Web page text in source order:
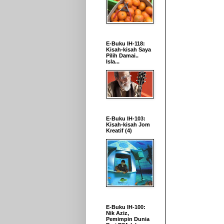
E-Buku IH-118:
Kisah-kisah Saya
Pilih Damai..
Isla...
E-Buku IH-103:
Kisah-kisah Jom
Kreatif (4)
E-Buku IH-100:
Nik Aziz,
Pemimpin Dunia